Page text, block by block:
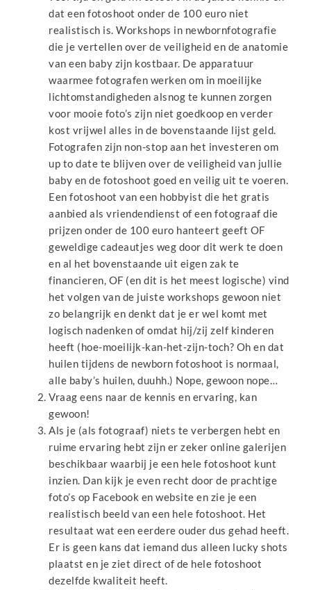
dat een fotoshoot onder de 100 euro niet
realistisch is. Workshops in newbornfotografie
die je vertellen over de veiligheid en de anatomie
van een baby zijn kostbaar. De apparatuur
waarmee fotografen werken om in moeilijke
lichtomstandigheden alsnog te kunnen zorgen
voor mooie foto’s zijn niet goedkoop en verder
kost vrijwel alles in de bovenstaande lijst geld.
Fotografen zijn non-stop aan het investeren om
up to date te blijven over de veiligheid van jullie
baby en de fotoshoot goed en veilig uit te voeren.
Een fotoshoot van een hobbyist die het gratis
aanbied als vriendendienst of een fotograaf die
prijzen onder de 100 euro hanteert geeft OF
geweldige cadeautjes weg door dit werk te doen
en al het bovenstaande uit eigen zak te
financieren, OF (en dit is het meest logische) vind
het volgen van de juiste workshops gewoon niet
zo belangrijk en denkt dat je er wel komt met
logisch nadenken of omdat hij/zij zelf kinderen
heeft (hoe-moeilijk-kan-het-zijn-toch? Oh en dat
huilen tijdens de newborn fotoshoot is normaal,
alle baby’s huilen, duuhh.) Nope, gewoon nope…
Vraag eens naar de kennis en ervaring, kan
gewoon!
Als je (als fotograaf) niets te verbergen hebt en
ruime ervaring hebt zijn er zeker online galerijen
beschikbaar waarbij je een hele fotoshoot kunt
inzien. Dan kijk je even recht door de prachtige
foto’s op Facebook en website en zie je een
realistisch beeld van een hele fotoshoot. Het
resultaat wat een eerdere ouder dus gehad heeft.
Er is geen kans dat iemand dus alleen lucky shots
plaatst en je ziet direct of de hele fotoshoot
dezelfde kwaliteit heeft.